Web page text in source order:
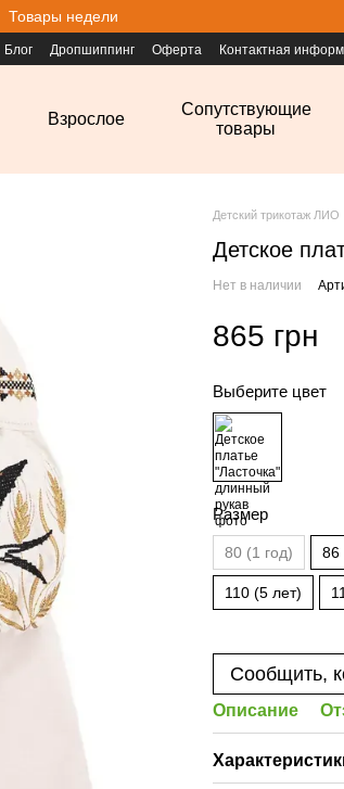
Товары недели
Блог Дропшиппинг Оферта Контактная
Взрослое
Сопутствующие
товары
Детский трикотаж ЛИО
Детское
Нет в наличии
865 грн
Выберите цвет
Размер
80 (1 год) 86
110 (5 лет)
Сообщить,
Описание